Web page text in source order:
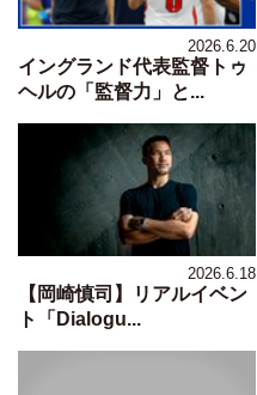
2026.6.20
イングランド代表監督トゥ
ヘルの「監督力」と...
2026.6.18
【岡崎慎司】リアルイベン
ト「Dialogu...